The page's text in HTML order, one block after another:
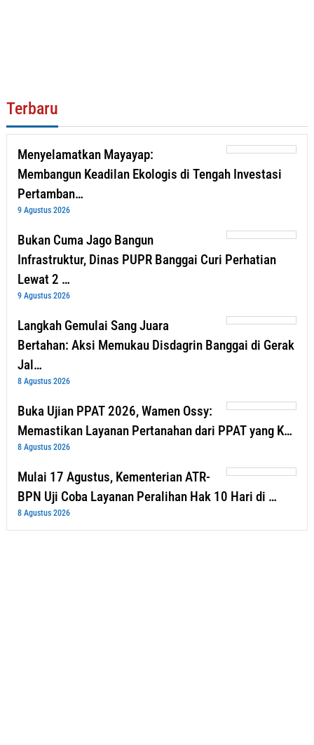
Terbaru
Menyelamatkan Mayayap:
Membangun Keadilan Ekologis di Tengah Investasi
Pertamban…
9 Agustus 2026
Bukan Cuma Jago Bangun
Infrastruktur, Dinas PUPR Banggai Curi Perhatian
Lewat 2 …
9 Agustus 2026
Langkah Gemulai Sang Juara
Bertahan: Aksi Memukau Disdagrin Banggai di Gerak
Jal…
8 Agustus 2026
Buka Ujian PPAT 2026, Wamen Ossy:
Memastikan Layanan Pertanahan dari PPAT yang K…
8 Agustus 2026
Mulai 17 Agustus, Kementerian ATR-
BPN Uji Coba Layanan Peralihan Hak 10 Hari di …
8 Agustus 2026